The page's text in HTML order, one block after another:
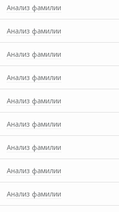
Анализ фамилии
Анализ фамилии
Анализ фамилии
Анализ фамилии
Анализ фамилии
Анализ фамилии
Анализ фамилии
Анализ фамилии
Анализ фамилии